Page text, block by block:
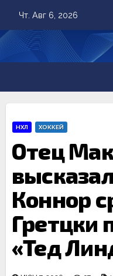
content
Чт. Авг 6, 2026
НХЛ ХОККЕЙ
Отец
Коннор
Гретцки
«Тед